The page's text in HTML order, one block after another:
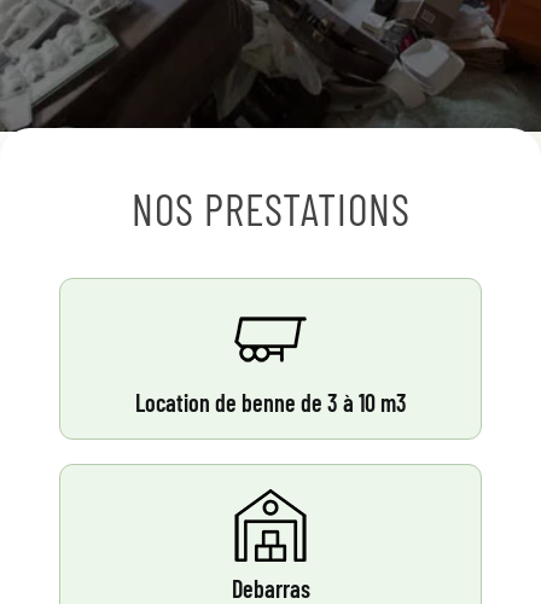
NOS PRESTATIONS
Location de benne de 3 à 10 m3
Debarras